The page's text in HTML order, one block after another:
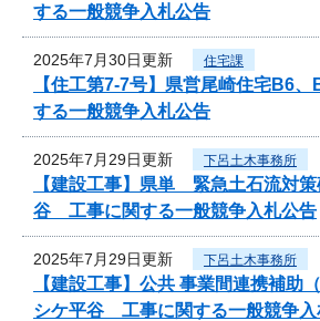
する一般競争入札公告
2025年7月30日更新 住宅課
【住工第7-7号】県営尾崎住宅B6
する一般競争入札公告
2025年7月29日更新 下呂土木事務所
【建設工事】県単 緊急土石流対
谷 工事に関する一般競争入札公告
2025年7月29日更新 下呂土木事務所
【建設工事】公共 事業間連携補助
シケ平谷 工事に関する一般競争入